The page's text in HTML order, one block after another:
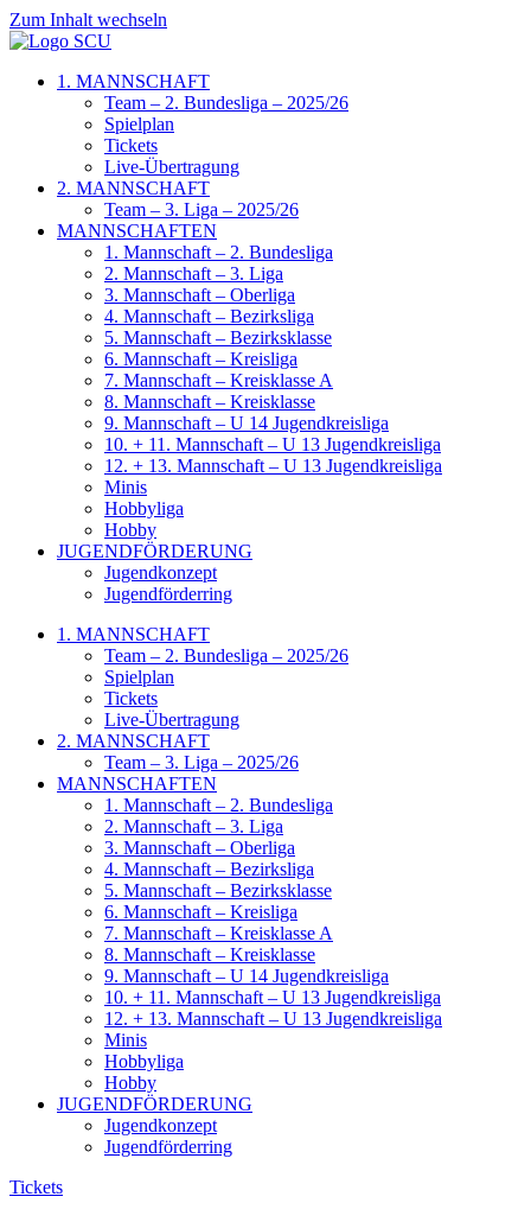
Zum Inhalt wechseln
1. MANNSCHAFT
Team – 2. Bundesliga – 2025/26
Spielplan
Tickets
Live-Übertragung
2. MANNSCHAFT
Team – 3. Liga – 2025/26
MANNSCHAFTEN
1. Mannschaft – 2. Bundesliga
2. Mannschaft – 3. Liga
3. Mannschaft – Oberliga
4. Mannschaft – Bezirksliga
5. Mannschaft – Bezirksklasse
6. Mannschaft – Kreisliga
7. Mannschaft – Kreisklasse A
8. Mannschaft – Kreisklasse
9. Mannschaft – U 14 Jugendkreisliga
10. + 11. Mannschaft – U 13 Jugendkreisliga
12. + 13. Mannschaft – U 13 Jugendkreisliga
Minis
Hobbyliga
Hobby
JUGENDFÖRDERUNG
Jugendkonzept
Jugendförderring
1. MANNSCHAFT
Team – 2. Bundesliga – 2025/26
Spielplan
Tickets
Live-Übertragung
2. MANNSCHAFT
Team – 3. Liga – 2025/26
MANNSCHAFTEN
1. Mannschaft – 2. Bundesliga
2. Mannschaft – 3. Liga
3. Mannschaft – Oberliga
4. Mannschaft – Bezirksliga
5. Mannschaft – Bezirksklasse
6. Mannschaft – Kreisliga
7. Mannschaft – Kreisklasse A
8. Mannschaft – Kreisklasse
9. Mannschaft – U 14 Jugendkreisliga
10. + 11. Mannschaft – U 13 Jugendkreisliga
12. + 13. Mannschaft – U 13 Jugendkreisliga
Minis
Hobbyliga
Hobby
JUGENDFÖRDERUNG
Jugendkonzept
Jugendförderring
Tickets